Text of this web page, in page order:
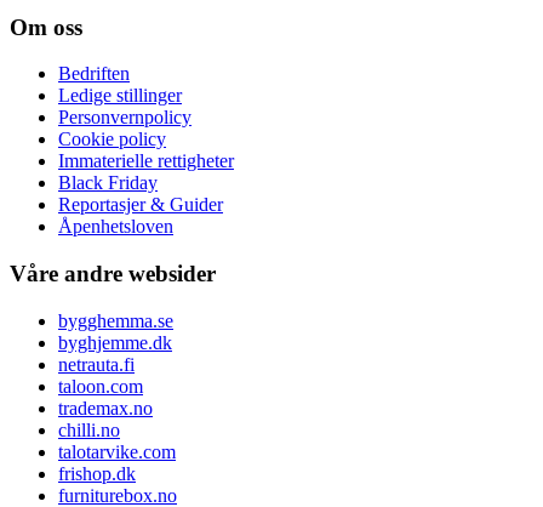
Om oss
Bedriften
Ledige stillinger
Personvernpolicy
Cookie policy
Immaterielle rettigheter
Black Friday
Reportasjer & Guider
Åpenhetsloven
Våre andre websider
bygghemma.se
byghjemme.dk
netrauta.fi
taloon.com
trademax.no
chilli.no
talotarvike.com
frishop.dk
furniturebox.no